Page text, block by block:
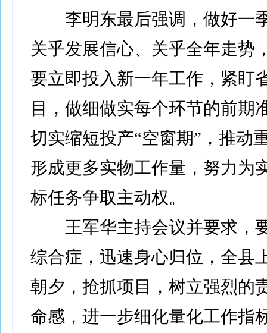
李明东最后强调，做好一
关乎发展信心、关乎全年走势
要立即投入新一年工作，紧盯
目，做细做实每个环节的前期
切实缩短投产“空窗期”，推动
形成更多实物工作量，努力为
标任务争取主动权。
王军华主持会议并要求，
综合症，迅速身心归位，全县
朝夕，抢抓项目，树立强烈的
命感，进一步细化量化工作指